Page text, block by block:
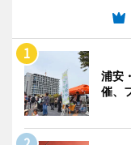
浦安
催、